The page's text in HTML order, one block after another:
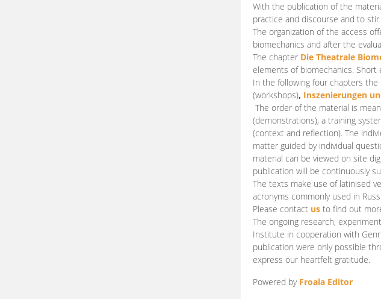
With the publication of the
practice and discourse and to
The organization of the access
biomechanics and after the
The chapter Die Theatrale
elements of biomechanics.
In the following four chapters
(workshops), Inszenierungen
The order of the material is
(demonstrations), a training
(context and reflection). The
matter guided by individual
material can be viewed on site
publication will be continuously
The texts make use of latinised
acronyms commonly used in
Please contact us to find out
The ongoing research,
Institute in cooperation with
publication were only possible
express our heartfelt gratitude.
Powered by Froala Editor